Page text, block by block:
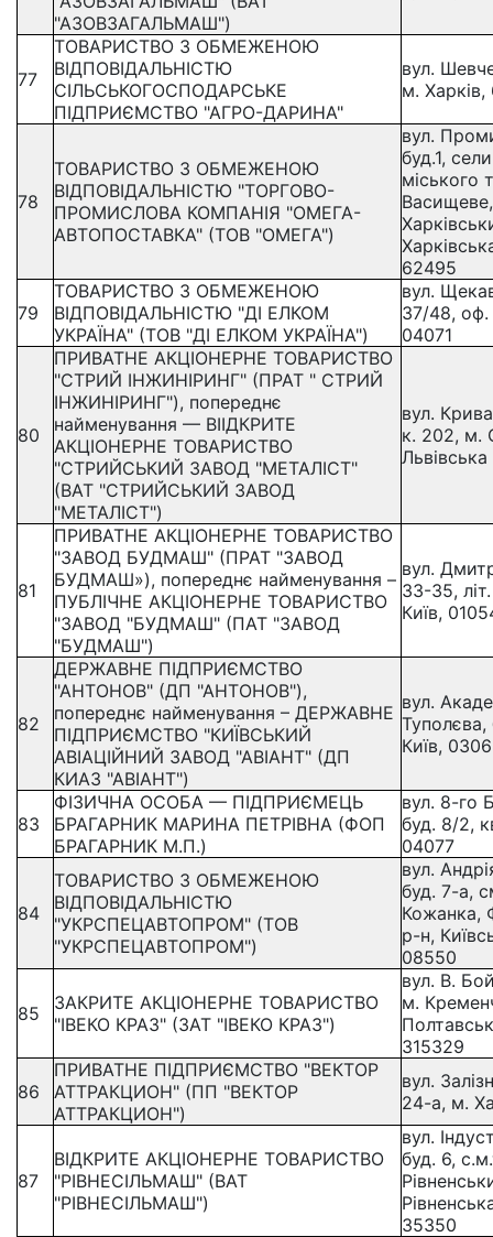
"АЗОВЗАГАЛЬМАШ")
77
ТОВАРИСТВО З ОБМЕЖЕНОЮ
ВІДПОВІДАЛЬНІСТЮ
СІЛЬСЬКОГОСПОДАРСЬКЕ
ПІДПРИЄМСТВО "АГРО-ДАРИНА"
вул.
м. Харків,
78
ТОВАРИСТВО З ОБМЕЖЕНОЮ
ВІДПОВІДАЛЬНІСТЮ "ТОРГОВО-
ПРОМИСЛОВА КОМПАНІЯ "ОМЕГА-
АВТОПОСТАВКА" (ТОВ "ОМЕГА")
вул.
буд.1,
міського
Васищеве,
62495
79
ТОВАРИСТВО З ОБМЕЖЕНОЮ
ВІДПОВІДАЛЬНІСТЮ "ДІ ЕЛКОМ
УКРАЇНА" (ТОВ "ДІ ЕЛКОМ УКРАЇНА")
вул.
37/48, оф.
04071
80
ПРИВАТНЕ АКЦІОНЕРНЕ ТОВАРИСТВО
"СТРИЙ ІНЖИНІРИНГ" (ПРАТ " СТРИЙ
ІНЖИНІРИНГ"), попереднє
найменування — ВІІДКРИТЕ
АКЦІОНЕРНЕ ТОВАРИСТВО
"СТРИЙСЬКИЙ ЗАВОД "МЕТАЛІСТ"
(ВАТ "СТРИЙСЬКИЙ ЗАВОД
"МЕТАЛІСТ")
вул.
к. 202, м.
81
ПРИВАТНЕ АКЦІОНЕРНЕ ТОВАРИСТВО
"ЗАВОД БУДМАШ" (ПРАТ "ЗАВОД
БУДМАШ»), попереднє найменування –
ПУБЛІЧНЕ АКЦІОНЕРНЕ ТОВАРИСТВО
"ЗАВОД "БУДМАШ" (ПАТ "ЗАВОД
"БУДМАШ")
вул.
33-35,
Київ,
82
ДЕРЖАВНЕ ПІДПРИЄМСТВО
"АНТОНОВ" (ДП "АНТОНОВ"),
попереднє найменування – ДЕРЖАВНЕ
ПІДПРИЄМСТВО "КИЇВСЬКИЙ
АВІАЦІЙНИЙ ЗАВОД "АВІАНТ" (ДП
КИАЗ "АВІАНТ")
вул.
Туполєва,
Київ,
83
ФІЗИЧНА ОСОБА — ПІДПРИЄМЕЦЬ
БРАГАРНИК МАРИНА ПЕТРІВНА (ФОП
БРАГАРНИК М.П.)
вул. 8-го
буд. 8/2,
04077
84
ТОВАРИСТВО З ОБМЕЖЕНОЮ
ВІДПОВІДАЛЬНІСТЮ
"УКРСПЕЦАВТОПРОМ" (ТОВ
"УКРСПЕЦАВТОПРОМ")
вул.
буд. 7-а,
Кожанка,
р-н,
08550
85
ЗАКРИТЕ АКЦІОНЕРНЕ ТОВАРИСТВО
"ІВЕКО КРАЗ" (ЗАТ "ІВЕКО КРАЗ")
вул. В.
м.
315329
86
ПРИВАТНЕ ПІДПРИЄМСТВО "ВЕКТОР
АТТРАКЦИОН" (ПП "ВЕКТОР
АТТРАКЦИОН")
вул.
24-а, м.
87
ВІДКРИТЕ АКЦІОНЕРНЕ ТОВАРИСТВО
"РІВНЕСІЛЬМАШ" (ВАТ
"РІВНЕСІЛЬМАШ")
вул.
буд. 6,
35350